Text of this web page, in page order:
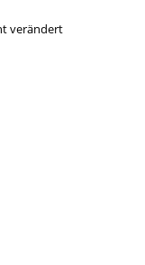
verändert